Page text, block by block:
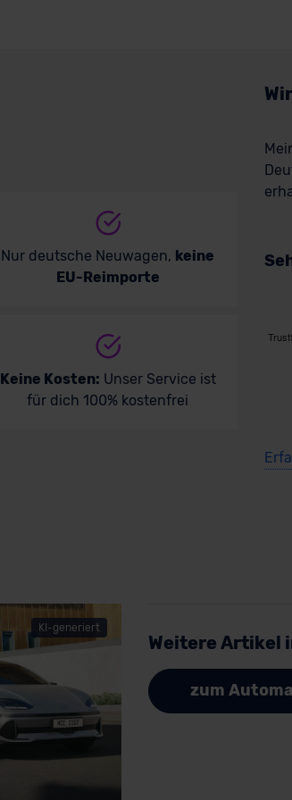
Nur deutsche Neuwagen, keine
EU-Reimporte
Keine Kosten: Unser Service ist
für dich 100% kostenfrei
KI-generiert
Weitere Artikel
zum